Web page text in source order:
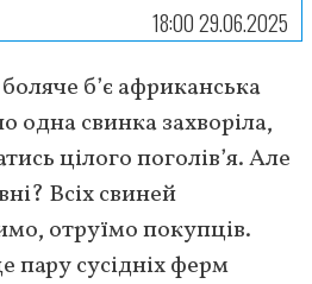
18:00 29.06.2025
б’є африканська
свинка захворіла,
цілого поголів’я. Але
Всіх свиней
отруїмо покупців.
пару сусідніх ферм